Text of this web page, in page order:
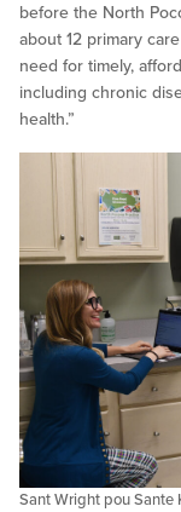
before the North
about 12 primary
need for timely,
including chronic
health.”
Sant Wright pou Sante